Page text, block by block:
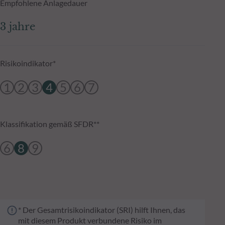
Empfohlene Anlagedauer
3 jahre
Risikoindikator*
1 2 3 4 5 6 7
Klassifikation gemäß SFDR**
6 8 9
* Der Gesamtrisikoindikator (SRI) hilft Ihnen, das
mit diesem Produkt verbundene Risiko im